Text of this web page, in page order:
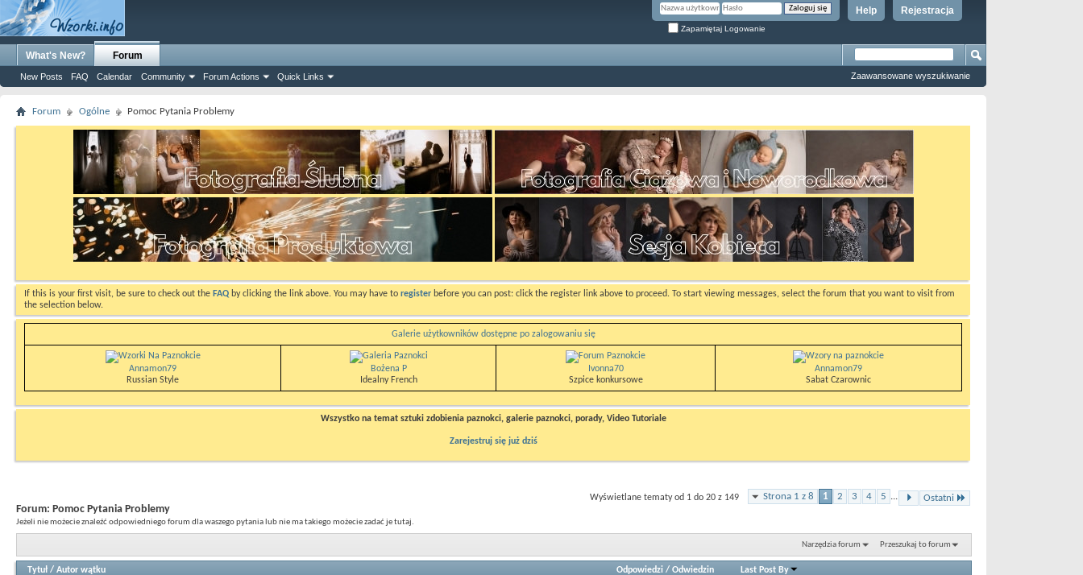
Rejestracja
Help
Zapamiętaj Logowanie
What's New? Forum
New Posts FAQ Calendar Community Forum Actions Quick Links Zaawansowane wyszukiwanie
Forum Ogólne Pomoc Pytania Problemy
If this is your first visit, be sure to check out the FAQ by clicking the link above. You may have to register before you can post: click the register link above to proceed. To start viewing messages, select the forum that you want to visit from
the selection below.
Galerie użytkowników dostępne po zalogowaniu się
Annamon79
Russian Style
Bożena P
Idealny French
Ivonna70
Szpice konkursowe
Annamon79
Sabat Czarownic
Wszystko na temat sztuki zdobienia paznokci, galerie paznokci, porady, Video Tutoriale
Zarejestruj się już dziś
Strona 1 z 8 1 2 3 4 5 ... Ostatni
Wyświetlane tematy od 1 do 20 z 149
Forum: Pomoc Pytania Problemy
Jeżeli nie możecie znaleźć odpowiedniego forum dla waszego pytania lub nie ma takiego możecie zadać je tutaj.
Narzędzia forum Przeszukaj to forum
Tytuł / Autor wątku Odpowiedzi/ Odwiedzin Last Post By